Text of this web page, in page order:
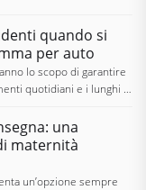
quando si
per auto
lo scopo di garantire
quotidiani e i lunghi …
una
maternità
un’opzione sempre